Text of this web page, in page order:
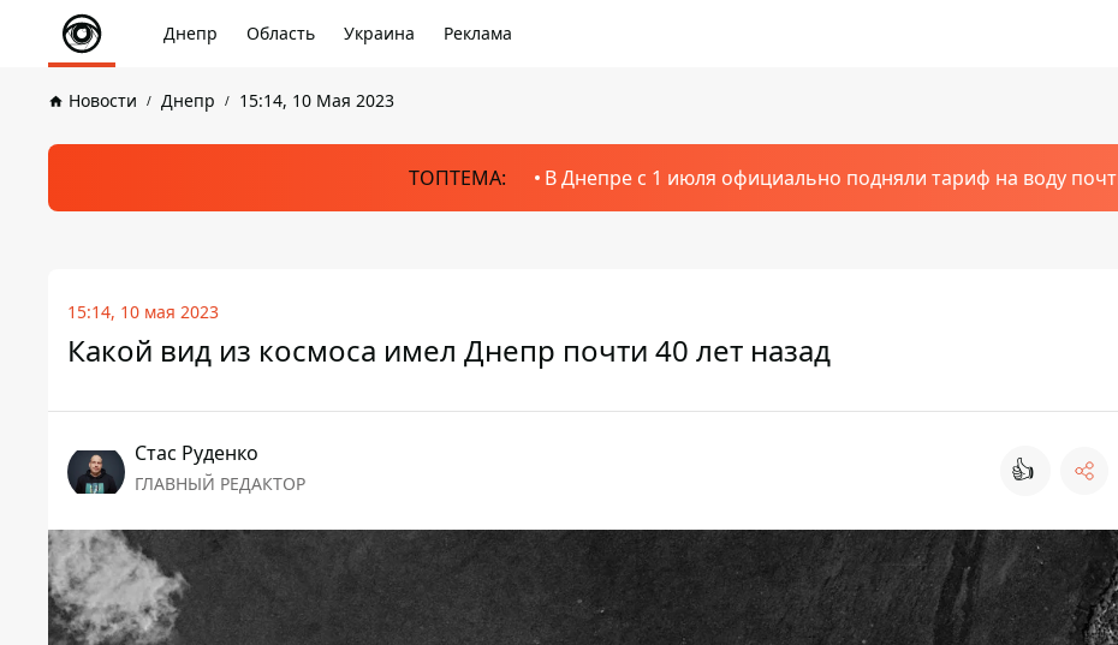
Днепр Область Украина Реклама
Новости Днепр 15:14, 10 Мая 2023
ТОПТЕМА: В Днепре с 1 июля официально подняли тариф на воду
15:14, 10 мая 2023
Какой вид из космоса имел Днепр почти 40 лет назад
Стаc Руденко
ГЛАВНЫЙ РЕДАКТОР 👍